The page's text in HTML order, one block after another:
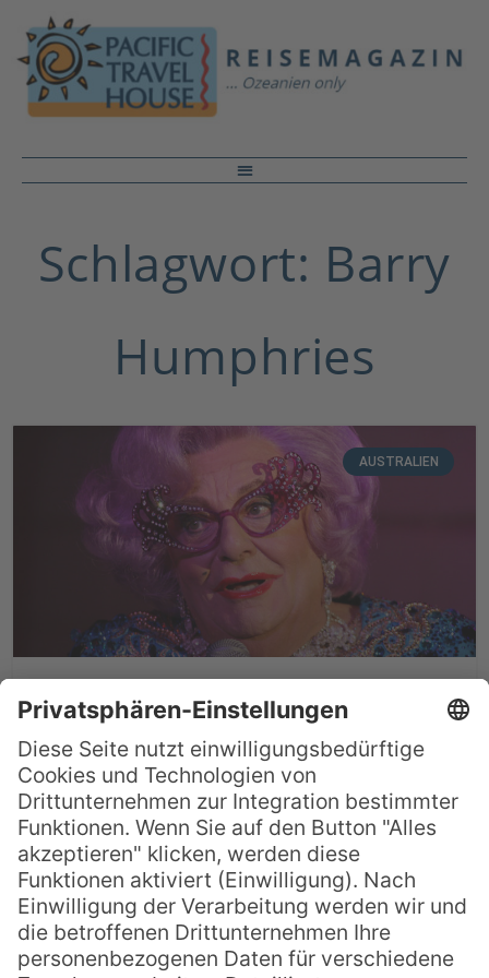
Schlagwort: Barry
Humphries
AUSTRALIEN
Wer ist eigentlich… Barry
Humphries?
John Barry Humphries kennt man in Down
Under meist unter seinem Alter Ego Dame
Edna Everage, eine Kunstfigur die der
1934 geborene Schauspieler bis zur
Perfektion kultiviert hat. Barry Humphries